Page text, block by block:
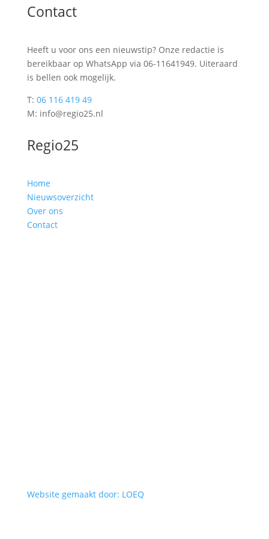
Contact
Heeft u voor ons een nieuwstip? Onze redactie is
bereikbaar op WhatsApp via 06-11641949. Uiteraard
is bellen ook mogelijk.
T: 06 116 419 49
M: info@regio25.nl
Regio25
Home
Nieuwsoverzicht
Over ons
Contact
Website gemaakt door: LOEQ